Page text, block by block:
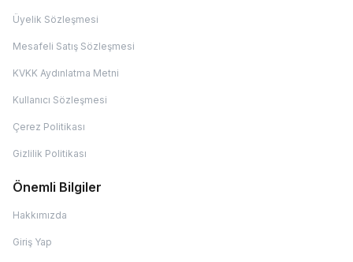
Üyelik Sözleşmesi
Mesafeli Satış Sözleşmesi
KVKK Aydınlatma Metni
Kullanıcı Sözleşmesi
Çerez Politikası
Gizlilik Politikası
Önemli Bilgiler
Hakkımızda
Giriş Yap